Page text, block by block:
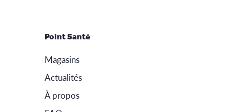
Point Santé
Magasins
Actualités
À propos